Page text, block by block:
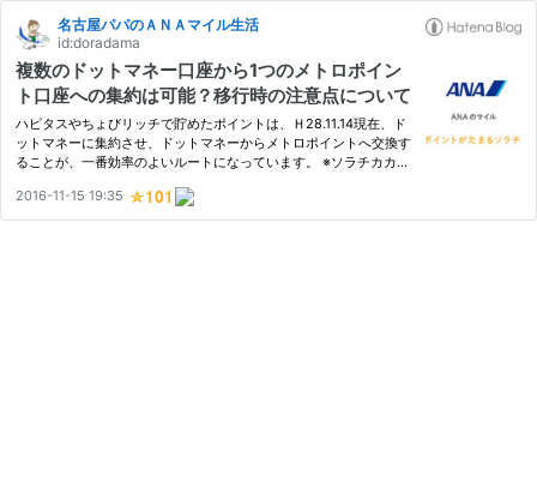
名古屋パパのＡＮＡマイル生活
id:doradama
複数のドットマネー口座から1つのメトロポイン
ト口座への集約は可能？移行時の注意点について
ハピタスやちょびリッチで貯めたポイントは、Ｈ28.11.14現在、ド
ットマネーに集約させ、ドットマネーからメトロポイントへ交換す
ることが、一番効率のよいルートになっています。 ※ソラチカカー
は、手数料が無料になるほか、ちょっぴりボーナスポイントが付い
た…
2016-11-15 19:35